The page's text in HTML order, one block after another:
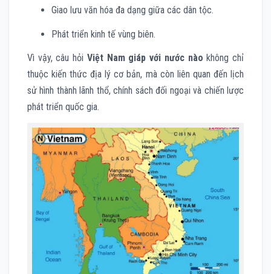
Giao lưu văn hóa đa dạng giữa các dân tộc.
Phát triển kinh tế vùng biên.
Vì vậy, câu hỏi Việt Nam giáp với nước nào không chỉ
thuộc kiến thức địa lý cơ bản, mà còn liên quan đến lịch
sử hình thành lãnh thổ, chính sách đối ngoại và chiến lược
phát triển quốc gia.